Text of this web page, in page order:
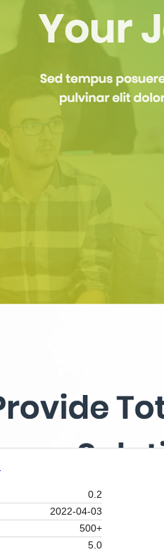
0.2
2022-04-03
500+
5.0